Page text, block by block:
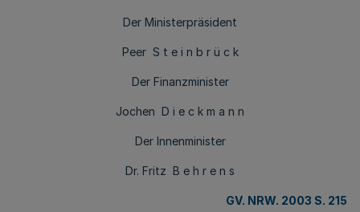
Der Ministerpräsident
Peer S t e i n b r ü c k
Der Finanzminister
Jochen D i e c k m a n n
Der Innenminister
Dr. Fritz B e h r e n s
GV. NRW. 2003 S. 215